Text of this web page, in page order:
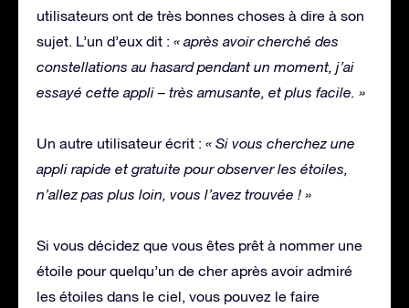
utilisateurs ont de très bonnes choses à dire à son
sujet. L’un d’eux dit : « après avoir cherché des
constellations au hasard pendant un moment, j’ai
essayé cette appli – très amusante, et plus facile. »
Un autre utilisateur écrit : « Si vous cherchez une
appli rapide et gratuite pour observer les étoiles,
n’allez pas plus loin, vous l’avez trouvée ! »
Si vous décidez que vous êtes prêt à nommer une
étoile pour quelqu’un de cher après avoir admiré
les étoiles dans le ciel, vous pouvez le faire